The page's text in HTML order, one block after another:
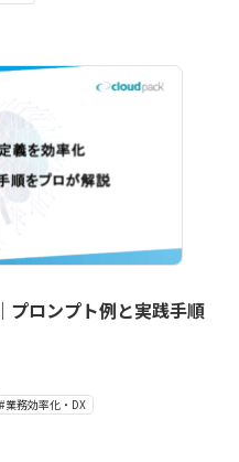
ロンプト例と実践手順
#業務効率化・DX